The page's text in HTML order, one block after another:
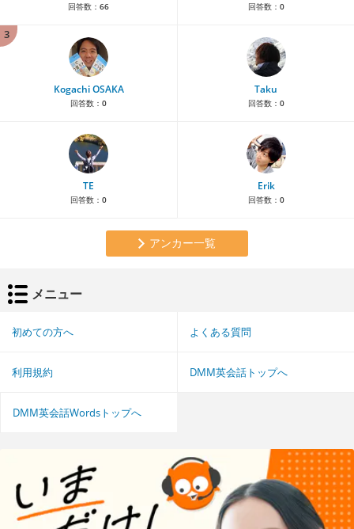
回答数： 66 回答数： 0
3
Kogachi OSAKA
回答数： 0
Taku
回答数： 0
TE
回答数： 0
Erik
回答数： 0
アンカー一覧
メニュー
初めての方へ よくある質問
利用規約 DMM英会話トップへ
DMM英会話Wordsトップへ